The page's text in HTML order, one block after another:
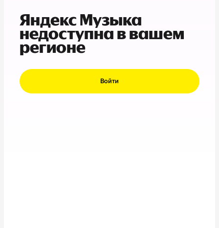
Яндекс Музыка
недоступна в вашем
регионе
Войти